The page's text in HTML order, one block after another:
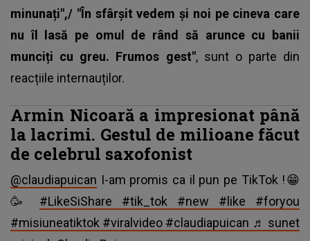
minunați",/ "În sfârșit vedem și noi pe cineva care
nu îl lasă pe omul de rând să arunce cu banii
munciți cu greu. Frumos gest", sunt o parte din
reacțiile internauților.
Armin Nicoară a impresionat până
la lacrimi. Gestul de milioane făcut
de celebrul saxofonist
@claudiapuican I-am promis ca il pun pe TikTok !😁
🥳 #LikeSiShare #tik_tok #new #likе #foryou
#misiuneatiktok #viralvideo #claudiapuican ♬ sunet